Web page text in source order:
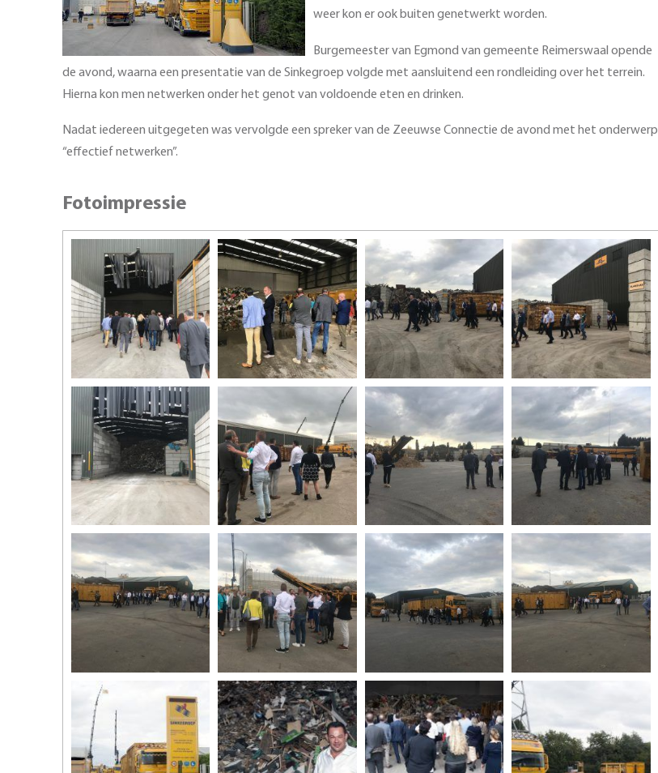
weer kon er ook buiten genetwerkt worden.
Burgemeester van Egmond van gemeente Reimerswaal opende
de avond, waarna een presentatie van de Sinkegroep volgde met aansluitend een rondleiding over het terrein.
Hierna kon men netwerken onder het genot van voldoende eten en drinken.
Nadat iedereen uitgegeten was vervolgde een spreker van de Zeeuwse Connectie de avond met het onderwerp
“effectief netwerken”.
Fotoimpressie